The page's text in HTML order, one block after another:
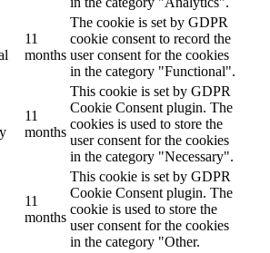
11
months
The cookie is set by GDPR
cookie consent to record the
user consent for the cookies
in the category "Functional".
11
months
This cookie is set by GDPR
Cookie Consent plugin. The
cookies is used to store the
user consent for the cookies
in the category "Necessary".
11
months
This cookie is set by GDPR
Cookie Consent plugin. The
cookie is used to store the
user consent for the cookies
in the category "Other.